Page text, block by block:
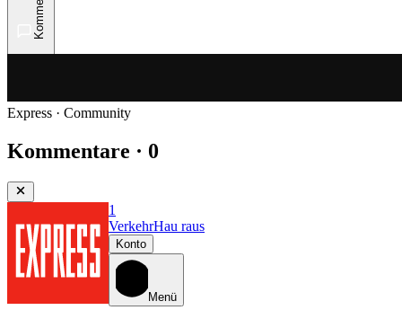
Express · Community
Kommentare · 0
1
VerkehrHau raus
Konto
Menü